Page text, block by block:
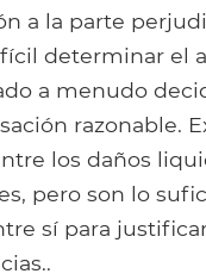
a la parte
determinar el
a menudo
razonable.
los daños
pero son lo
sí para